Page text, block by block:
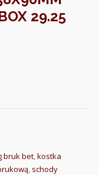
29.25
bruk bet,kostka
, schody